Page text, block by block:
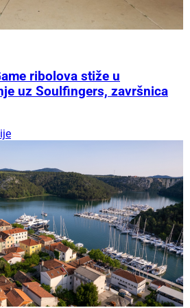
ribolova stiže u
uz Soulfingers, završnica